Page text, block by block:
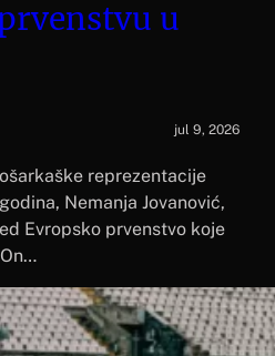
u
jul 9, 2026
reprezentacije
Nemanja Jovanović,
Evropsko prvenstvo koje